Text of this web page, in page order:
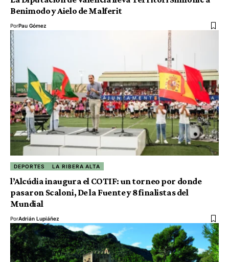
Benimodo y Aielo de Malferit
PorPau Gómez
DEPORTES LA RIBERA ALTA
l’Alcúdia inaugura el COTIF: un torneo por donde
pasaron Scaloni, De la Fuente y 8 finalistas del
Mundial
PorAdrián Lupiáñez